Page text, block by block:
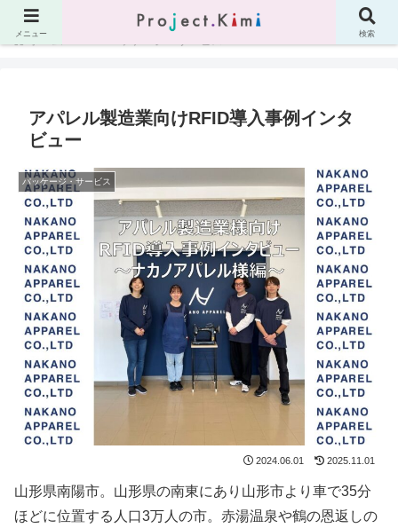
ホーム
アパレル製造業向けRFID導入事例インタ
ビュー
パッケージ・サービス
2024.06.01 2025.11.01
山形県南陽市。山形県の南東にあり山形市より車で35分
ほどに位置する人口3万人の市。赤湯温泉や鶴の恩返しの
メニュー 検索